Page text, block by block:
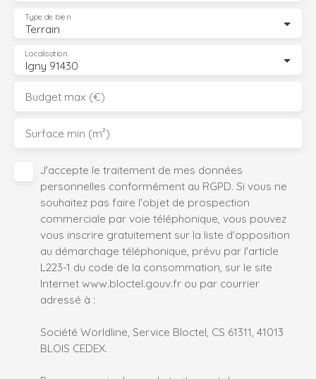
Terrain
Type de bien
Igny 91430
Localisation
Budget max (€)
Surface min (m²)
J'accepte le traitement de mes données
personnelles conformément au RGPD. Si vous ne
souhaitez pas faire l'objet de prospection
commerciale par voie téléphonique, vous pouvez
vous inscrire gratuitement sur la liste d'opposition
au démarchage téléphonique, prévu par l'article
L223-1 du code de la consommation, sur le site
Internet www.bloctel.gouv.fr ou par courrier
adressé à :
Société Worldline, Service Bloctel, CS 61311, 41013
BLOIS CEDEX.